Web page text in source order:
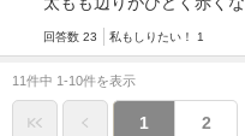
回答数 23 私もしりたい！ 1
11件中 1-10件を表示
1 2